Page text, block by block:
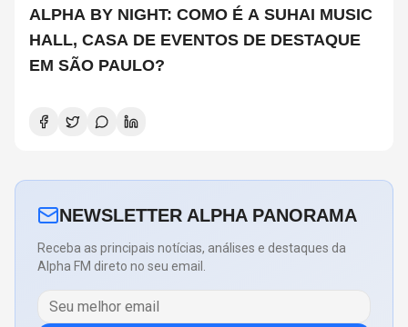
ALPHA BY NIGHT: COMO É A SUHAI MUSIC
HALL, CASA DE EVENTOS DE DESTAQUE
EM SÃO PAULO?
NEWSLETTER ALPHA PANORAMA
Receba as principais notícias, análises e destaques da
Alpha FM direto no seu email.